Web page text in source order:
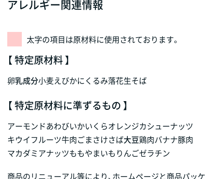
アレルギー関連情報
太字の項目は原材料に使用されております。
【 特定原材料 】
卵乳成分小麦えびかにくるみ落花生そば
【 特定原材料に準ずるもの 】
アーモンドあわびいかいくらオレンジカシューナッツ
キウイフルーツ牛肉ごまさけさば大豆鶏肉バナナ豚肉
マカダミアナッツももやまいも りんごゼラチン
商品のリニューアル等により、ホームページと商品パッケ